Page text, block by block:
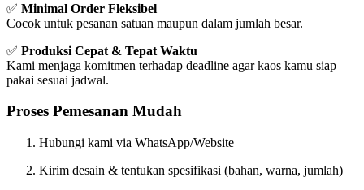
✅ Minimal Order Fleksibel
Cocok untuk pesanan satuan maupun dalam jumlah besar.
✅ Produksi Cepat & Tepat Waktu
Kami menjaga komitmen terhadap deadline agar kaos kamu siap
pakai sesuai jadwal.
Proses Pemesanan Mudah
Hubungi kami via WhatsApp/Website
Kirim desain & tentukan spesifikasi (bahan, warna, jumlah)